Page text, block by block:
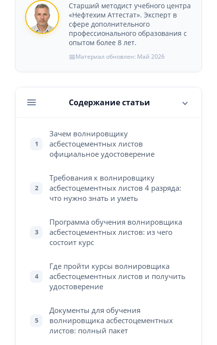
Старший методист учебного центра
«Нефтехим Аттестат». Эксперт в
сфере дополнительного
профессионального образования с
опытом более 8 лет.
📅Материал обновлен: Май 2026
Содержание статьи
1
Зачем волнировщику
асбестоцементных листов
официальное удостоверение
2
Требования к волнировщику
асбестоцементных листов 4 разряда:
что нужно знать и уметь
3
Программа обучения волнировщика
асбестоцементных листов: из чего
состоит курс
4
Где пройти курсы волнировщика
асбестоцементных листов и получить
удостоверение
5
Документы для обучения
волнировщика асбестоцементных
листов: полный пакет